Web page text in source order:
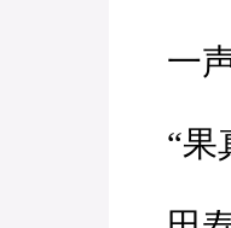
一声
“果